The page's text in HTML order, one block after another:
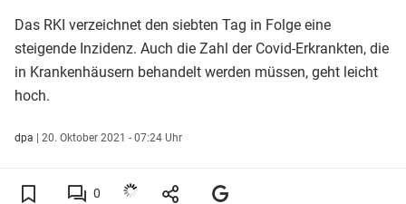
Das RKI verzeichnet den siebten Tag in Folge eine
steigende Inzidenz. Auch die Zahl der Covid-Erkrankten, die
in Krankenhäusern behandelt werden müssen, geht leicht
hoch.
dpa | 20. Oktober 2021 - 07:24 Uhr
0